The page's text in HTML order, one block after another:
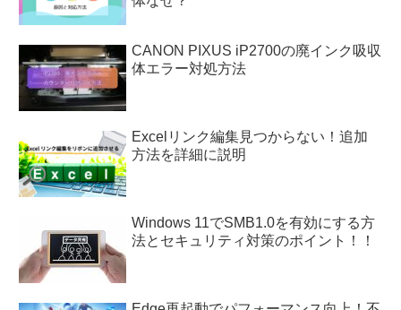
CANON PIXUS iP2700の廃インク吸収
体エラー対処方法
Excelリンク編集見つからない！追加
方法を詳細に説明
Windows 11でSMB1.0を有効にする方
法とセキュリティ対策のポイント！！